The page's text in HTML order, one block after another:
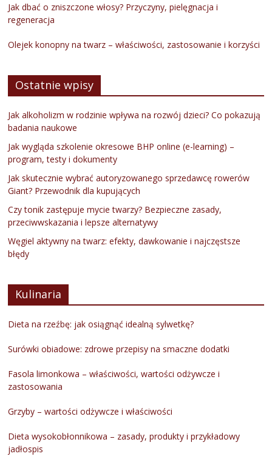
Jak dbać o zniszczone włosy? Przyczyny, pielęgnacja i
regeneracja
Olejek konopny na twarz – właściwości, zastosowanie i korzyści
Ostatnie wpisy
Jak alkoholizm w rodzinie wpływa na rozwój dzieci? Co pokazują
badania naukowe
Jak wygląda szkolenie okresowe BHP online (e-learning) –
program, testy i dokumenty
Jak skutecznie wybrać autoryzowanego sprzedawcę rowerów
Giant? Przewodnik dla kupujących
Czy tonik zastępuje mycie twarzy? Bezpieczne zasady,
przeciwwskazania i lepsze alternatywy
Węgiel aktywny na twarz: efekty, dawkowanie i najczęstsze
błędy
Kulinaria
Dieta na rzeźbę: jak osiągnąć idealną sylwetkę?
Surówki obiadowe: zdrowe przepisy na smaczne dodatki
Fasola limonkowa – właściwości, wartości odżywcze i
zastosowania
Grzyby – wartości odżywcze i właściwości
Dieta wysokobłonnikowa – zasady, produkty i przykładowy
jadłospis